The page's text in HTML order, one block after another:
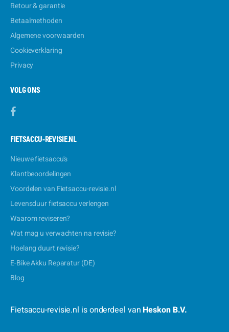
Retour & garantie
Betaalmethoden
Algemene voorwaarden
Cookieverklaring
Privacy
VOLG ONS
FIETSACCU-REVISIE.NL
Nieuwe fietsaccu's
Klantbeoordelingen
Voordelen van Fietsaccu-revisie.nl
Levensduur fietsaccu verlengen
Waarom reviseren?
Wat mag u verwachten na revisie?
Hoelang duurt revisie?
E-Bike Akku Reparatur (DE)
Blog
Fietsaccu-revisie.nl is onderdeel van Heskon B.V.